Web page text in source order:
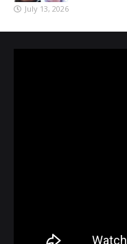
July 13, 2026